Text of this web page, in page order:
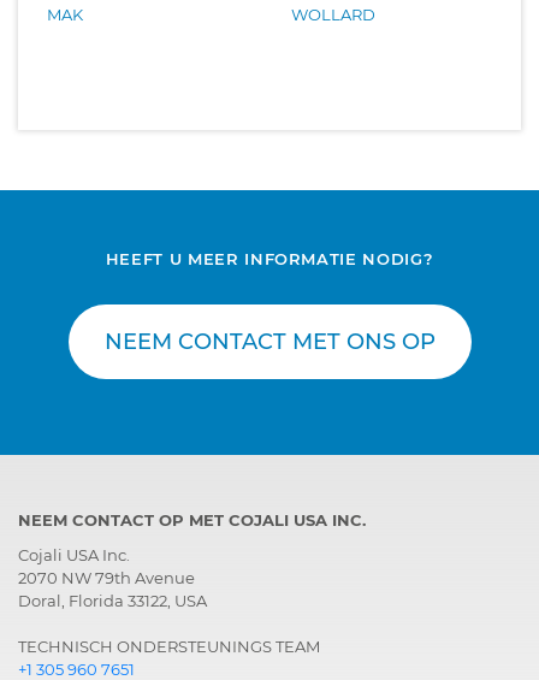
MAK WOLLARD
HEEFT U MEER INFORMATIE NODIG?
NEEM CONTACT MET ONS OP
NEEM CONTACT OP MET COJALI USA INC.
Cojali USA Inc.
2070 NW 79th Avenue
Doral, Florida 33122, USA
TECHNISCH ONDERSTEUNINGS TEAM
+1 305 960 7651